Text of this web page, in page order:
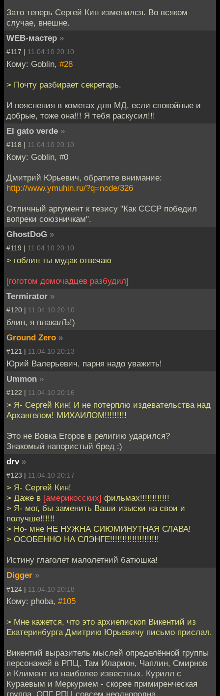
Зато теперь Сергей Кин изменился. Во всяком
случае, внешне.
WEB-мастер »
#117 | 11.04.10 20:10
Кому: Goblin, #28
> Почту разбирает секретарь.
И пояснения в кометах для МД, если спокойные и
добрые, тоже она!!! Я тебя раскусил!!!
El gato verde »
#118 | 11.04.10 20:10
Кому: Goblin, #0
Дмитрий Юрьевич, обратите внимание:
http://www.ymuhin.ru/?q=node/326
Отличный аргумент к тезису "Как СССР победил
вопреки союзничкам".
GhostDoG »
#119 | 11.04.10 20:10
> гоблин ты мудак отвечаю
[гоготом домочадцев разбудил]
Termirator »
#120 | 11.04.10 20:10
блин, я плакалЪ!)
Ground Zero »
#121 | 11.04.10 20:13
Юрий Валерьевич, парня надо уважить!
Ummon »
#122 | 11.04.10 20:16
> Я- Сергей Кин! И не потерплю издевательства над
Архангелом! МИХАИЛОМ!!!!!!!!!
Это не Вовка Егоров в религию ударился?
Знакомый напористый бред :)
drv »
#123 | 11.04.10 20:17
> Я- Сергей Кин!
> Даже в [америкосских] фильмах!!!!!!!!!!!!
> Я- мог, бы заменить Ваши изыски на свои и
получше!!!!!!
> Но- мне НЕ НУЖНА СИЮМИНУТНАЯ СЛАВА!
> ОСОБЕННО НА СЛЭНГЕ!!!!!!!!!!!!!!!!!!!!
Истину глаголет малолетний батюшка!
Digger »
#124 | 11.04.10 20:18
Кому: phoba, #105
> Мне кажется, что это архиепископ Викентий из
Екатеринбурга Дмитрию Юрьевичу письмо прислал.
Викентий выразитель мыслей определённой группы
персонажей в РПЦ. Там Иларион, Чаплин, Смирнов
и Климент из наиболее известных. Курилл с
Кураевым и Меркурием - скорее примиренческая